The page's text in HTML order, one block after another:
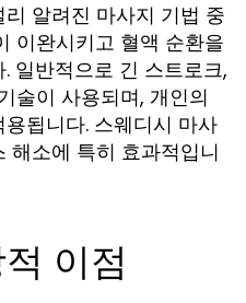
알려진 마사지 기법 중
이완시키고 혈액 순환을
일반적으로 긴 스트로크,
술이 사용되며, 개인의
됩니다. 스웨디시 마사
해소에 특히 효과적입니
이점